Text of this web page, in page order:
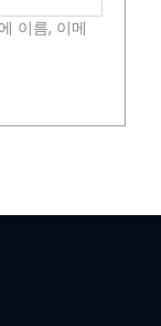
이름, 이메